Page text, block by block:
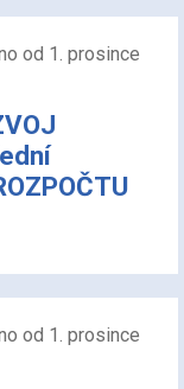
od 1. prosince
od 1. prosince